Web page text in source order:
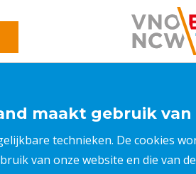
maakt gebruik van
technieken. De cookies
van onze website en die van